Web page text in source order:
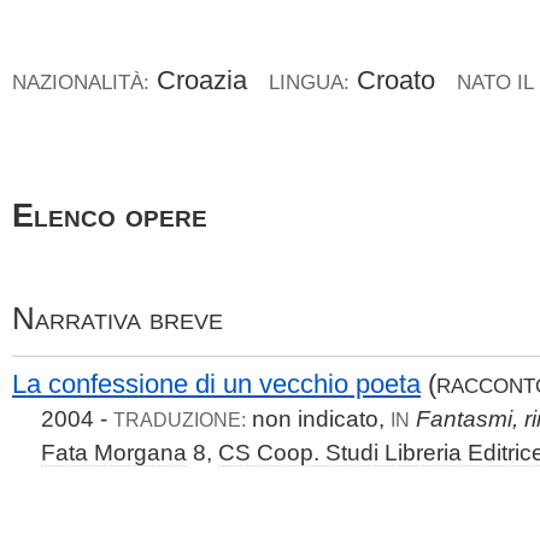
NAZIONALITÀ: Croazia LINGUA: Croato NATO IL
Elenco opere
Narrativa breve
La confessione di un vecchio poeta(
2004 - TRADUZIONE: non indicato, IN Fantasmi,
Fata Morgana 8, CS Coop. Studi Libreria